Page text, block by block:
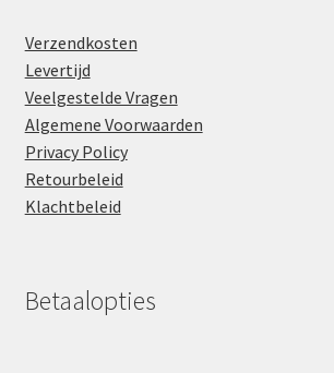
Verzendkosten
Levertijd
Veelgestelde Vragen
Algemene Voorwaarden
Privacy Policy
Retourbeleid
Klachtbeleid
Betaalopties